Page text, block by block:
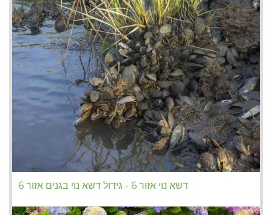
דשא נוי אזור 6 - גידול דשא נוי בגנים אזור 6